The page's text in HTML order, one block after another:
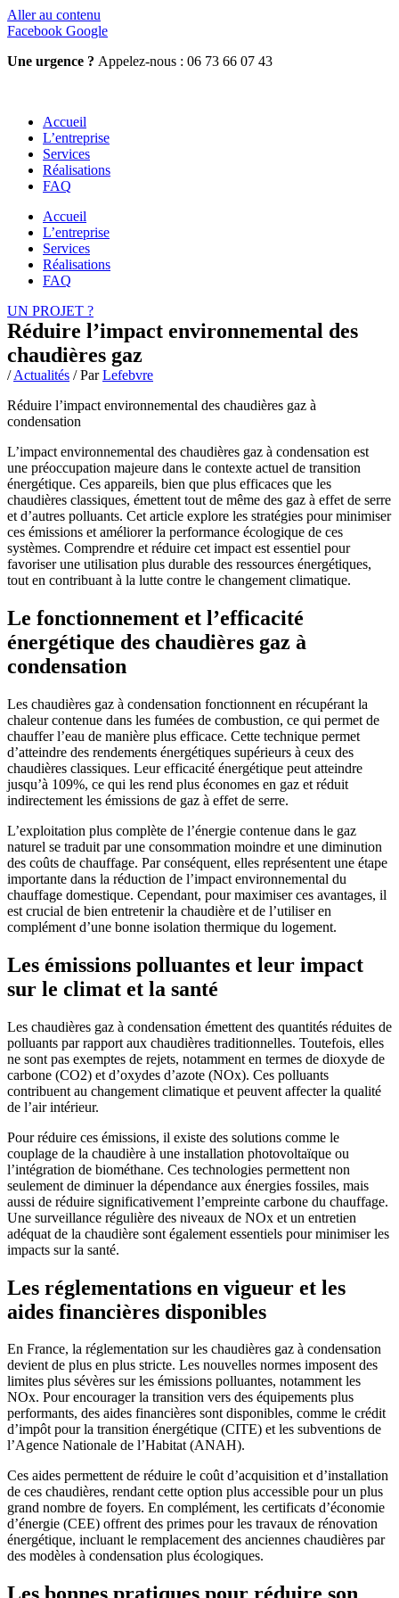
Aller au contenu
Facebook Google
Une urgence ? Appelez-nous : 06 73 66 07 43
Accueil
L’entreprise
Services
Réalisations
FAQ
Accueil
L’entreprise
Services
Réalisations
FAQ
UN PROJET ?
Réduire l’impact environnemental des
chaudières gaz
/Actualités / ParLefebvre
Réduire l’impact environnemental des chaudières gaz à
condensation
L’impact environnemental des chaudières gaz à condensation est
une préoccupation majeure dans le contexte actuel de transition
énergétique. Ces appareils, bien que plus efficaces que les
chaudières classiques, émettent tout de même des gaz à effet de serre
et d’autres polluants. Cet article explore les stratégies pour minimiser
ces émissions et améliorer la performance écologique de ces
systèmes. Comprendre et réduire cet impact est essentiel pour
favoriser une utilisation plus durable des ressources énergétiques,
tout en contribuant à la lutte contre le changement climatique.
Le fonctionnement et l’efficacité
énergétique des chaudières gaz à
condensation
Les chaudières gaz à condensation fonctionnent en récupérant la
chaleur contenue dans les fumées de combustion, ce qui permet de
chauffer l’eau de manière plus efficace. Cette technique permet
d’atteindre des rendements énergétiques supérieurs à ceux des
chaudières classiques. Leur efficacité énergétique peut atteindre
jusqu’à 109%, ce qui les rend plus économes en gaz et réduit
indirectement les émissions de gaz à effet de serre.
L’exploitation plus complète de l’énergie contenue dans le gaz
naturel se traduit par une consommation moindre et une diminution
des coûts de chauffage. Par conséquent, elles représentent une étape
importante dans la réduction de l’impact environnemental du
chauffage domestique. Cependant, pour maximiser ces avantages, il
est crucial de bien entretenir la chaudière et de l’utiliser en
complément d’une bonne isolation thermique du logement.
Les émissions polluantes et leur impact
sur le climat et la santé
Les chaudières gaz à condensation émettent des quantités réduites de
polluants par rapport aux chaudières traditionnelles. Toutefois, elles
ne sont pas exemptes de rejets, notamment en termes de dioxyde de
carbone (CO2) et d’oxydes d’azote (NOx). Ces polluants
contribuent au changement climatique et peuvent affecter la qualité
de l’air intérieur.
Pour réduire ces émissions, il existe des solutions comme le
couplage de la chaudière à une installation photovoltaïque ou
l’intégration de biométhane. Ces technologies permettent non
seulement de diminuer la dépendance aux énergies fossiles, mais
aussi de réduire significativement l’empreinte carbone du chauffage.
Une surveillance régulière des niveaux de NOx et un entretien
adéquat de la chaudière sont également essentiels pour minimiser les
impacts sur la santé.
Les réglementations en vigueur et les
aides financières disponibles
En France, la réglementation sur les chaudières gaz à condensation
devient de plus en plus stricte. Les nouvelles normes imposent des
limites plus sévères sur les émissions polluantes, notamment les
NOx. Pour encourager la transition vers des équipements plus
performants, des aides financières sont disponibles, comme le crédit
d’impôt pour la transition énergétique (CITE) et les subventions de
l’Agence Nationale de l’Habitat (ANAH).
Ces aides permettent de réduire le coût d’acquisition et d’installation
de ces chaudières, rendant cette option plus accessible pour un plus
grand nombre de foyers. En complément, les certificats d’économie
d’énergie (CEE) offrent des primes pour les travaux de rénovation
énergétique, incluant le remplacement des anciennes chaudières par
des modèles à condensation plus écologiques.